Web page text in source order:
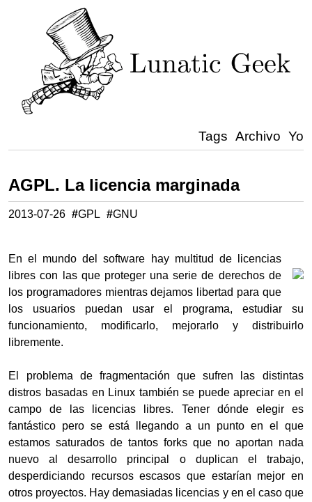
Tags Archivo Yo
AGPL. La licencia marginada
2013-07-26 #GPL #GNU
En el mundo del software hay multitud de licencias
libres con las que proteger una serie de derechos de
los programadores mientras dejamos libertad para que
los usuarios puedan usar el programa, estudiar su
funcionamiento, modificarlo, mejorarlo y distribuirlo
libremente.
El problema de fragmentación que sufren las distintas
distros basadas en Linux también se puede apreciar en el
campo de las licencias libres. Tener dónde elegir es
fantástico pero se está llegando a un punto en el que
estamos saturados de tantos forks que no aportan nada
nuevo al desarrollo principal o duplican el trabajo,
desperdiciando recursos escasos que estarían mejor en
otros proyectos. Hay demasiadas licencias y en el caso que